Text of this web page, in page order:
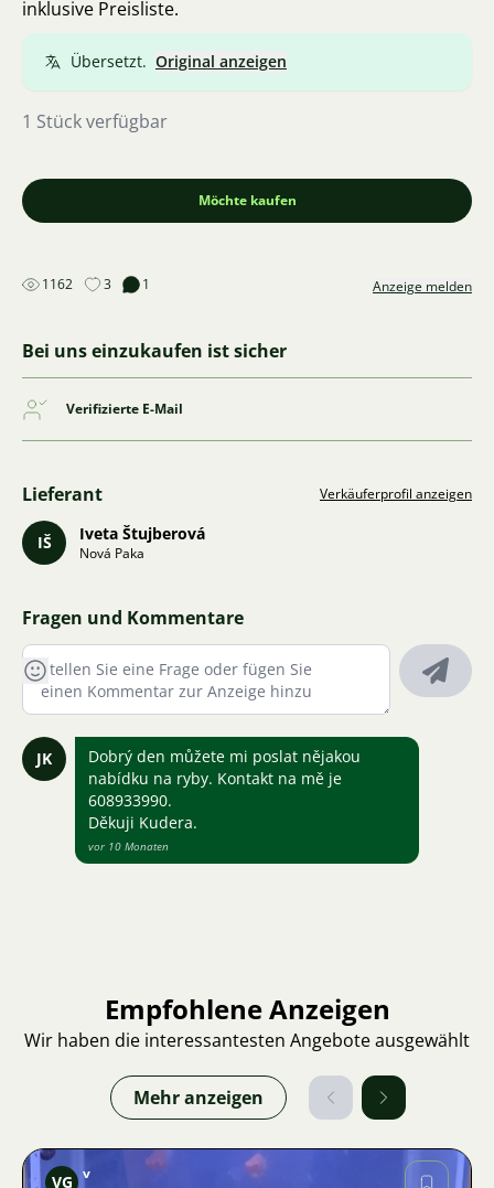
inklusive Preisliste.
Übersetzt. Original anzeigen
1 Stück verfügbar
Möchte kaufen
1162 3 1 Anzeige melden
Bei uns einzukaufen ist sicher
Verifizierte E-Mail
Lieferant Verkäuferprofil anzeigen
IŠ Iveta Štujberová
Nová Paka
Fragen und Kommentare
JK
Dobrý den můžete mi poslat nějakou
nabídku na ryby. Kontakt na mě je
608933990.
Děkuji Kudera.
vor 10 Monaten
Empfohlene Anzeigen
Wir haben die interessantesten Angebote ausgewählt
Mehr anzeigen
VG v